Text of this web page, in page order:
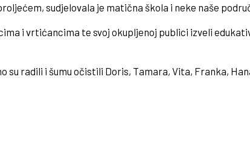
sudjelovala je matična škola i neke naše
i vrtićancima te svoj okupljenoj publici izveli
su radili i šumu očistili Doris, Tamara, Vita, Franka,